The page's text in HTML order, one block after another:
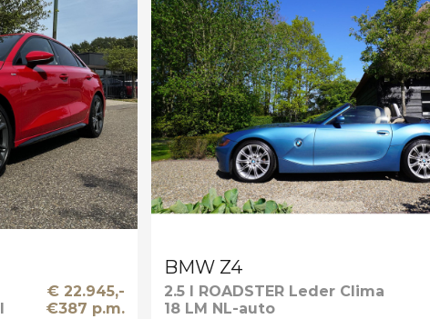
€ 22.945,-
€387 p.m.
BMW Z4
2.5 I ROADSTER Leder Clima
18 LM NL-auto